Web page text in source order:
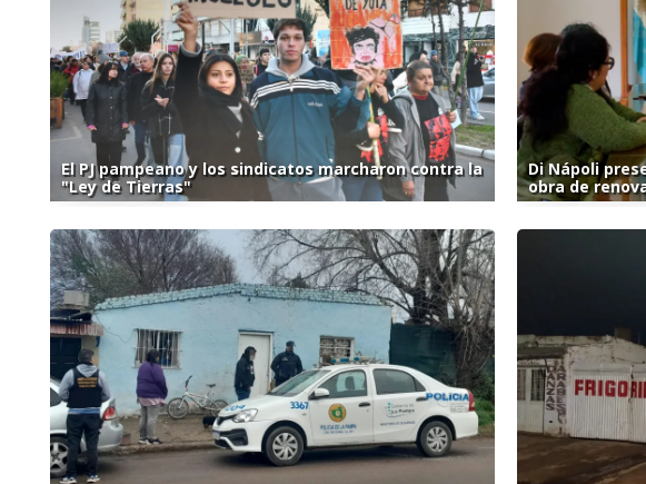
El PJ pampeano y los sindicatos marcharon contra la
"Ley de Tierras"
Di Nápoli
obra de